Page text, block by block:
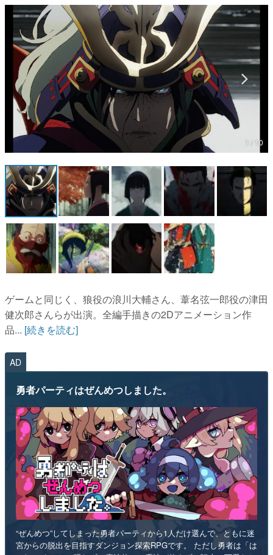
なんでゲームは面白い？
ゲーム開発者・hamatsu氏がゲームの魅力を画面や操作の
具体的な形から解き明かしていく、硬派で骨太な評論連載
です。
ゲームが変えた日本語
「経験値」「裏技」「ラスボス」… ゲームにまつわる言葉
の起源や用法の変遷を、コンピューター文化史研究家・タ
イニーP氏が徹底調査。
カテゴリ
マンガ
女性向け
アプリレビュー
その他
運営：株式会社マレ
1 / 10
ゲームと同じく、狼役の浪川大輔さん、葦名弦一郎役の津田
健次郎さんらが出演。全編手描きの2Dアニメーション作
品... [続きを読む]
AD
勇者パーティはぜんめつしました。
“ぜんめつ”してしまった勇者パーティから1人だけ選んで、ともに迷
宮からの脱出を目指すダンジョン探索RPGです。 ただし勇者は「は